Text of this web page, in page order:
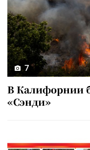
7
В Калифорнии
«Сэнди»